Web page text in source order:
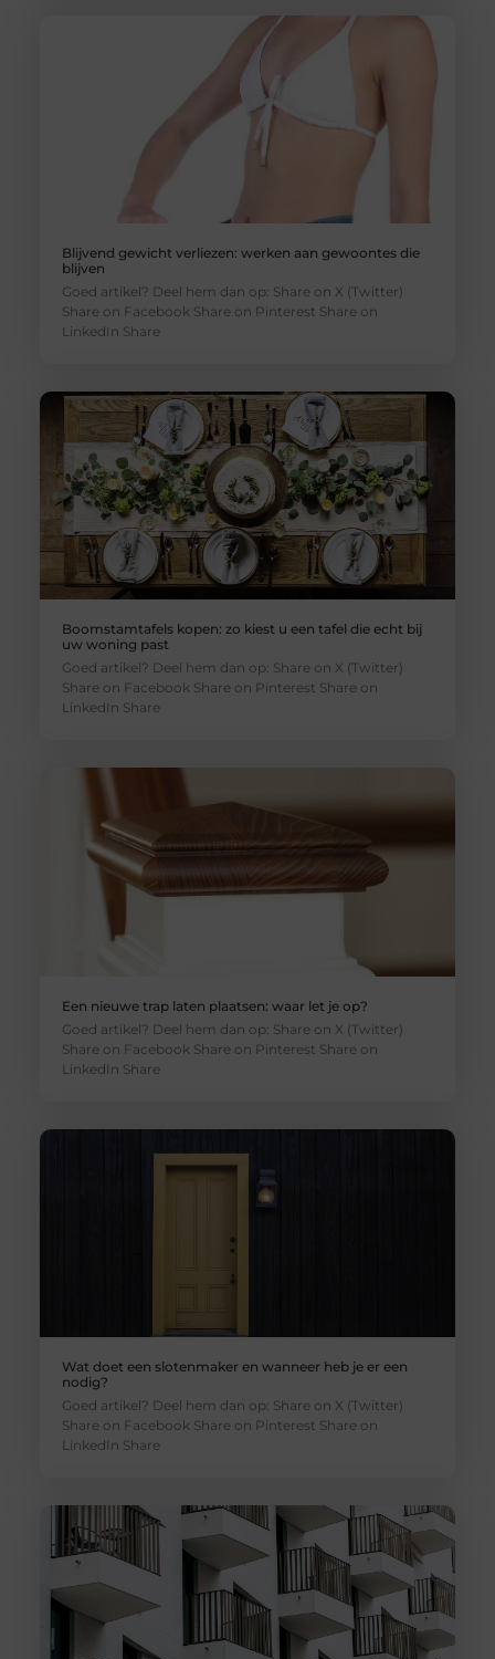
Blijvend gewicht verliezen: werken aan gewoontes die
blijven
Goed artikel? Deel hem dan op: Share on X (Twitter)
Share on Facebook Share on Pinterest Share on
LinkedIn Share
Boomstamtafels kopen: zo kiest u een tafel die echt bij
uw woning past
Goed artikel? Deel hem dan op: Share on X (Twitter)
Share on Facebook Share on Pinterest Share on
LinkedIn Share
Een nieuwe trap laten plaatsen: waar let je op?
Goed artikel? Deel hem dan op: Share on X (Twitter)
Share on Facebook Share on Pinterest Share on
LinkedIn Share
Wat doet een slotenmaker en wanneer heb je er een
nodig?
Goed artikel? Deel hem dan op: Share on X (Twitter)
Share on Facebook Share on Pinterest Share on
LinkedIn Share